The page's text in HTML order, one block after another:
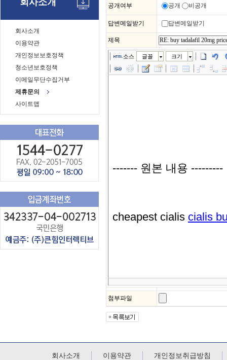
회사소개
회사소개
이용약관
개인정보보호정책
청소년보호정책
이메일무단수집거부
제휴문의
사이트맵
공개여부 공개 비공개
답변메일받기 답변메일받기
제목
소스 글꼴 크기
첨부파일
회사소개 이용약관 개인정보취급방침